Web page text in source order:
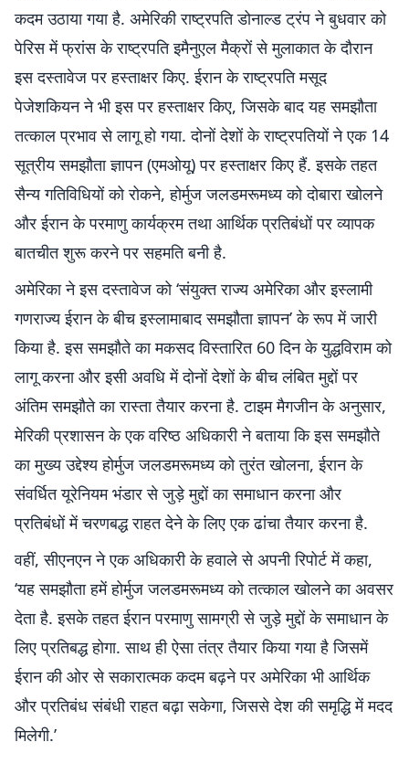
कदम उठाया गया है. अमेरिकी राष्ट्रपति डोनाल्ड ट्रंप ने बुधवार को
पेरिस में फ्रांस के राष्ट्रपति इमैनुएल मैक्रों से मुलाकात के दौरान
इस दस्तावेज पर हस्ताक्षर किए. ईरान के राष्ट्रपति मसूद
पेजेशकियन ने भी इस पर हस्ताक्षर किए, जिसके बाद यह समझौता
तत्काल प्रभाव से लागू हो गया. दोनों देशों के राष्ट्रपतियों ने एक 14
सूत्रीय समझौता ज्ञापन (एमओयू) पर हस्ताक्षर किए हैं. इसके तहत
सैन्य गतिविधियों को रोकने, होर्मुज जलडमरूमध्य को दोबारा खोलने
और ईरान के परमाणु कार्यक्रम तथा आर्थिक प्रतिबंधों पर व्यापक
बातचीत शुरू करने पर सहमति बनी है.
अमेरिका ने इस दस्तावेज को ‘संयुक्त राज्य अमेरिका और इस्लामी
गणराज्य ईरान के बीच इस्लामाबाद समझौता ज्ञापन’ के रूप में जारी
किया है. इस समझौते का मकसद विस्तारित 60 दिन के युद्धविराम को
लागू करना और इसी अवधि में दोनों देशों के बीच लंबित मुद्दों पर
अंतिम समझौते का रास्ता तैयार करना है. टाइम मैगजीन के अनुसार,
मेरिकी प्रशासन के एक वरिष्ठ अधिकारी ने बताया कि इस समझौते
का मुख्य उद्देश्य होर्मुज जलडमरूमध्य को तुरंत खोलना, ईरान के
संवर्धित यूरेनियम भंडार से जुड़े मुद्दों का समाधान करना और
प्रतिबंधों में चरणबद्ध राहत देने के लिए एक ढांचा तैयार करना है.
वहीं, सीएनएन ने एक अधिकारी के हवाले से अपनी रिपोर्ट में कहा,
‘यह समझौता हमें होर्मुज जलडमरूमध्य को तत्काल खोलने का अवसर
देता है. इसके तहत ईरान परमाणु सामग्री से जुड़े मुद्दों के समाधान के
लिए प्रतिबद्ध होगा. साथ ही ऐसा तंत्र तैयार किया गया है जिसमें
ईरान की ओर से सकारात्मक कदम बढ़ने पर अमेरिका भी आर्थिक
और प्रतिबंध संबंधी राहत बढ़ा सकेगा, जिससे देश की समृद्धि में मदद
मिलेगी.’